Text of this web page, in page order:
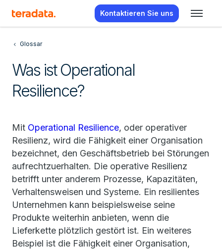
Kontaktieren Sie uns
Glossar
Was ist Operational
Resilience?
Mit Operational Resilience, oder operativer
Resilienz, wird die Fähigkeit einer Organisation
bezeichnet, den Geschäftsbetrieb bei Störungen
aufrechtzuerhalten. Die operative Resilienz
betrifft unter anderem Prozesse, Kapazitäten,
Verhaltensweisen und Systeme. Ein resilientes
Unternehmen kann beispielsweise seine
Produkte weiterhin anbieten, wenn die
Lieferkette plötzlich gestört ist. Ein weiteres
Beispiel ist die Fähigkeit einer Organisation,